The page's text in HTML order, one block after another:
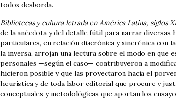
todos desborda.
Bibliotecas y cultura letrada en América Latina, siglos
de la anécdota y del detalle fútil para narrar diversas
particulares, en relación diacrónica y sincrónica con
la inversa, arrojan una lectura sobre el modo en que
personales —según el caso— contribuyeron a
hicieron posible y que las proyectaron hacia el
heurística y de toda labor editorial que procure y
conceptuales y metodológicas que aportan los